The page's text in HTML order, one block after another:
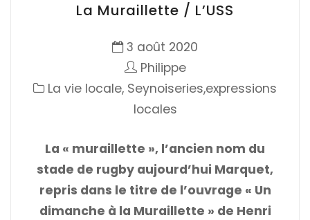
La Muraillette / L’USS
3 août 2020
Philippe
La vie locale, Seynoiseries,expressions
locales
La « muraillette », l’ancien nom du
stade de rugby aujourd’hui Marquet,
repris dans le titre de l’ouvrage « Un
dimanche à la Muraillette » de Henri